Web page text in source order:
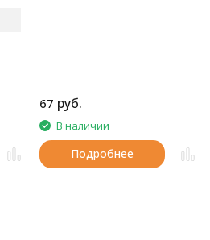
67 руб.
В наличии
Подробнее